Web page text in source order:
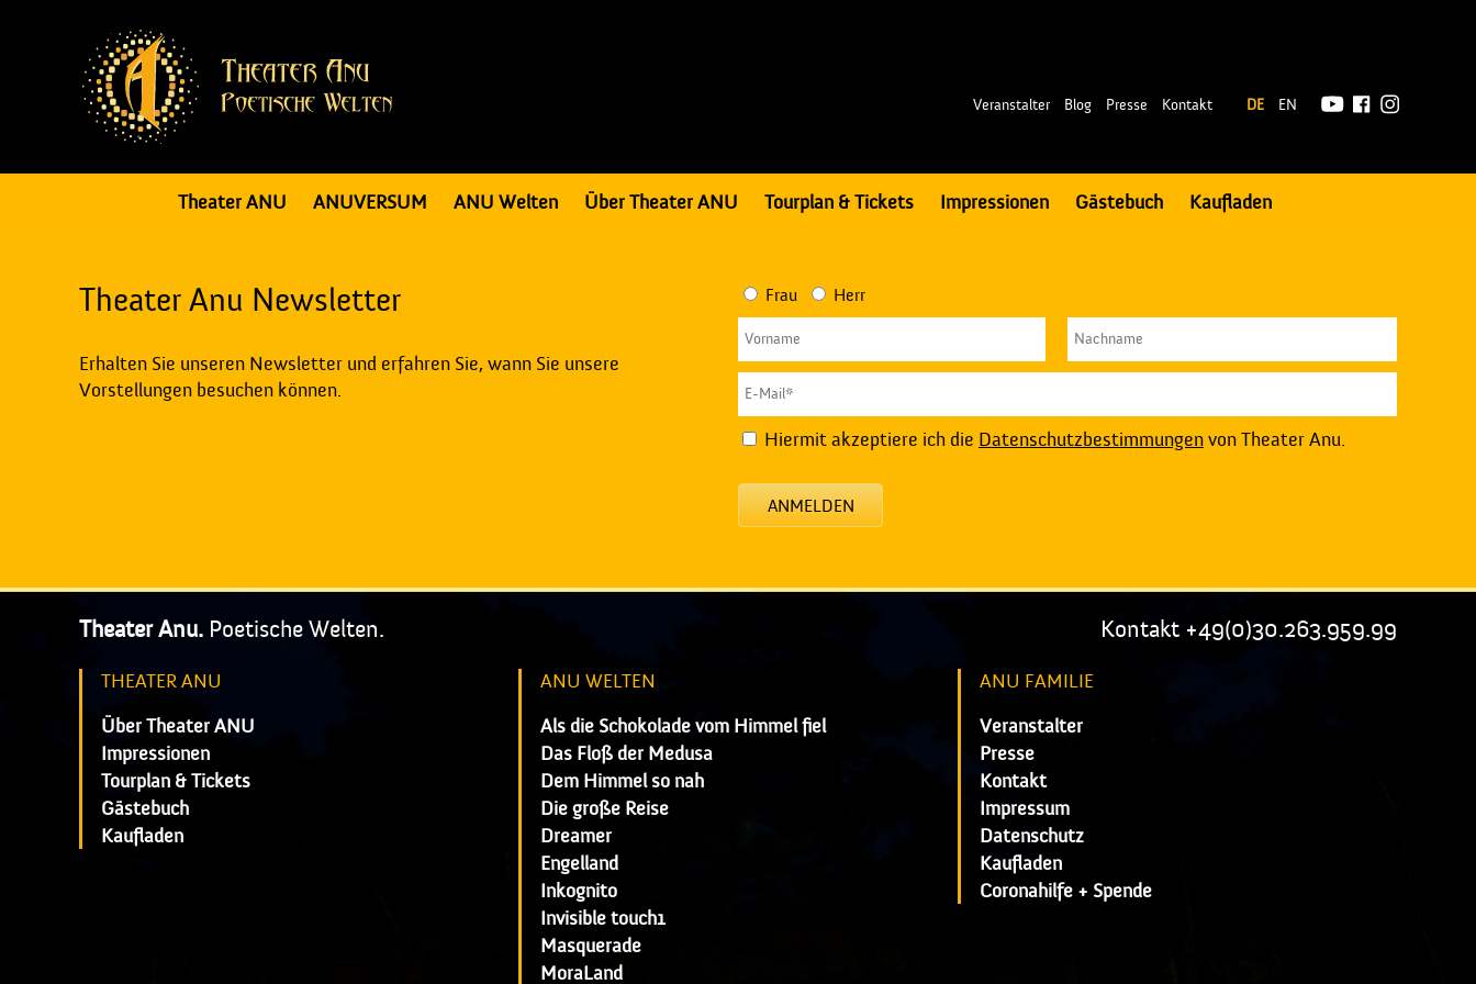
Veranstalter Blog Presse Kontakt DE EN
Theater ANU ANUVERSUM ANU Welten Über Theater ANU Tourplan & Tickets Impressionen Gästebuch Kaufladen
Theater Anu Newsletter
Erhalten Sie unseren Newsletter und erfahren Sie, wann Sie unsere
Vorstellungen besuchen können.
Frau Herr
Hiermit akzeptiere ich die Datenschutzbestimmungenvon Theater Anu.
ANMELDEN
Theater Anu. Poetische Welten. Kontakt +49(0)30.263.959.99
THEATER ANU
Über Theater ANU
Impressionen
Tourplan & Tickets
Gästebuch
Kaufladen
ANU WELTEN
Als die Schokolade vom Himmel fiel
Das Floß der Medusa
Dem Himmel so nah
Die große Reise
Dreamer
Engelland
Inkognito
Invisible touch1
Masquerade
MoraLand
ANU FAMILIE
Veranstalter
Presse
Kontakt
Impressum
Datenschutz
Kaufladen
Coronahilfe + Spende